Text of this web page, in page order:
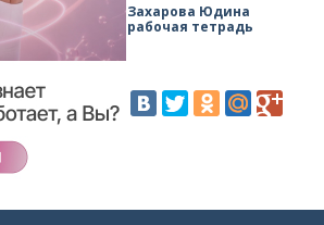
Захарова Юдина
рабочая тетрадь